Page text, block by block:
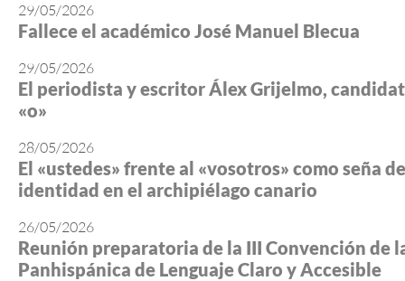
29/05/2026
Fallece el académico José Manuel Blecua
29/05/2026
El periodista y escritor Álex Grijelmo,
«o»
28/05/2026
El «ustedes» frente al «vosotros» como seña de
identidad en el archipiélago canario
26/05/2026
Reunión preparatoria de la III Convención de
Panhispánica de Lenguaje Claro y Accesible